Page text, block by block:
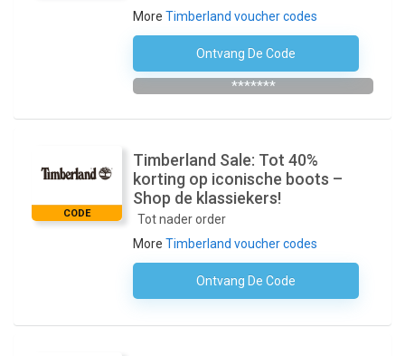
More Timberland voucher codes
Ontvang De Code
Schrijf Je In Voor De Nieuwsbrief
*******
CODE
Timberland Sale: Tot 40%
korting op iconische boots –
Shop de klassiekers!
Tot nader order
More Timberland voucher codes
Ontvang De CodeGeen Code Nodig